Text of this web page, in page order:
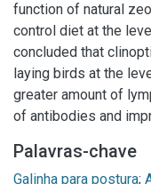
function of natural
control diet at the
concluded that
laying birds at the
greater amount of
of antibodies and
Palavras-chave
Galinha para postura;